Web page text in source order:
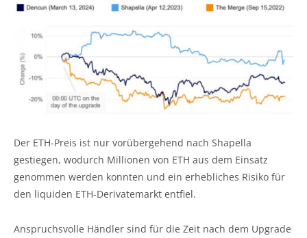
Der ETH-Preis ist nur vorübergehend nach Shapella
gestiegen, wodurch Millionen von ETH aus dem Einsatz
genommen werden konnten und ein erhebliches Risiko für
den liquiden ETH-Derivatemarkt entfiel.
Anspruchsvolle Händler sind für die Zeit nach dem Upgrade